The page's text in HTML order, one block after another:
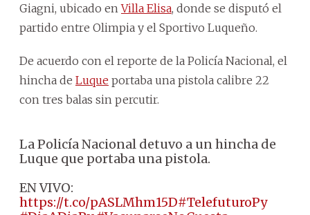
Giagni, ubicado enVilla Elisa, donde se disputó el
partido entre Olimpia y el Sportivo Luqueño.
De acuerdo con el reporte de la Policía Nacional, el
hincha de Luque portaba una pistola calibre 22
con tres balas sin percutir.
La Policía Nacional detuvo a un hincha de
Luque que portaba una pistola.
EN VIVO:
https://t.co/pASLMhm15D#TelefuturoPy